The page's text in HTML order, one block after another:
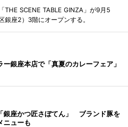
THE SCENE TABLE GINZA」が9月5
銀座2）3階にオープンする。
ー銀座本店で「真夏のカレーフェア」
銀座かつ匠さぼてん」 ブランド豚を
ニューも